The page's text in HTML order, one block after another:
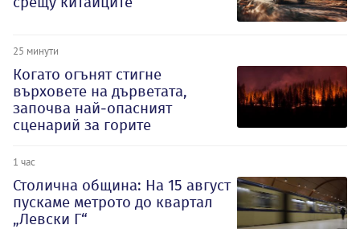
25 минути
Когато огънят стигне
върховете на дърветата,
започва най-опасният
сценарий за горите
1 час
Столична община: На 15 август
пускаме метрото до квартал
„Левски Г“